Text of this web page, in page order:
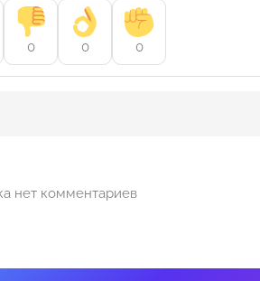
0 0 0
нет комментариев